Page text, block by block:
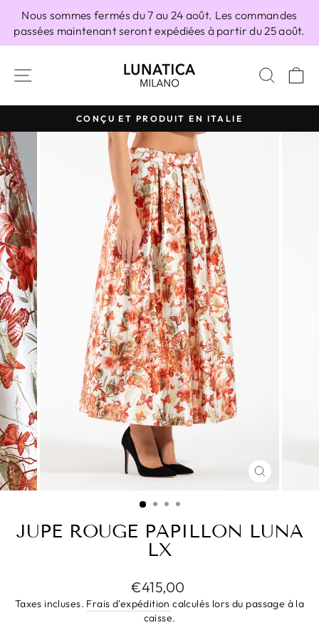
contenu
Nous sommes fermés du 7 au 24 août. Les commandes
passées maintenant seront expédiées à partir du 25 août.
Diaporama
Pause
CONÇU ET PRODUIT EN ITALIE
FERMER
JUPE ROUGE PAPILLON LUNA
LX
Prix
régulier
€415,00
Taxes incluses. Frais d'expédition calculés lors du passage à la
caisse.